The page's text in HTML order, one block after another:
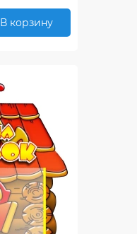
В корзину